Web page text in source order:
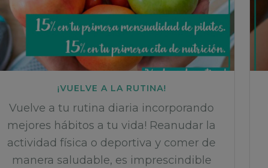
¡VUELVE A LA RUTINA!
Vuelve a tu rutina diaria incorporando
mejores hábitos a tu vida! Reanudar la
actividad física o deportiva y comer de
manera saludable, es imprescindible